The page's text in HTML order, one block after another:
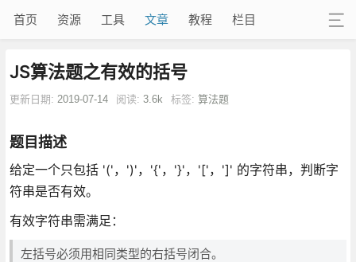
首页 资源 工具 文章 教程 栏目
JS算法题之有效的括号
更新日期: 2019-07-14 阅读: 3.6k 标签: 算法题
题目描述
给定一个只包括 '('，')'，'{'，'}'，'['，']' 的字符串，判断字
符串是否有效。
有效字符串需满足：
左括号必须用相同类型的右括号闭合。